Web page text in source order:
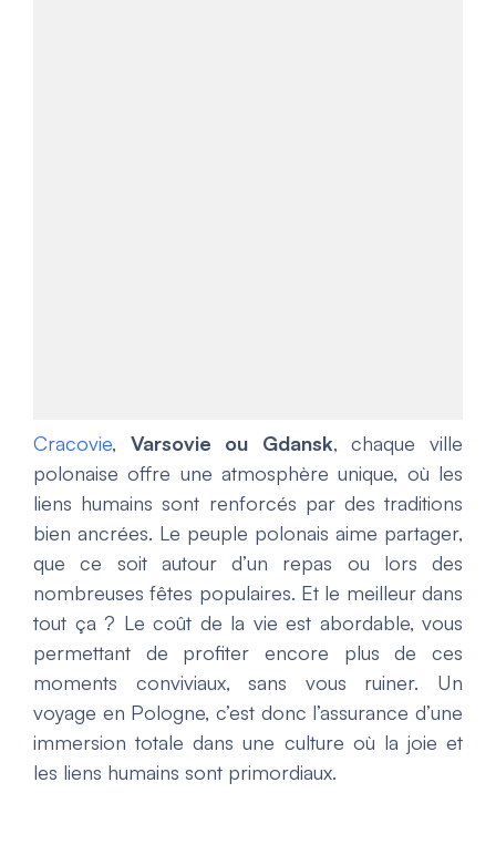
Cracovie, Varsovie ou Gdansk, chaque ville
polonaise offre une atmosphère unique, où les
liens humains sont renforcés par des traditions
bien ancrées. Le peuple polonais aime partager,
que ce soit autour d’un repas ou lors des
nombreuses fêtes populaires. Et le meilleur dans
tout ça ? Le coût de la vie est abordable, vous
permettant de profiter encore plus de ces
moments conviviaux, sans vous ruiner. Un
voyage en Pologne, c’est donc l’assurance d’une
immersion totale dans une culture où la joie et
les liens humains sont primordiaux.